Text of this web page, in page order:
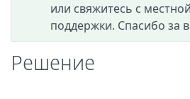
или свяжитесь с
поддержки. Спасибо за
Решение